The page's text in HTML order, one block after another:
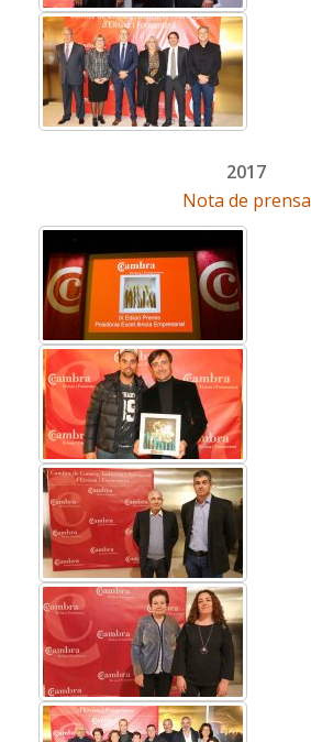
2017
Nota de prensa